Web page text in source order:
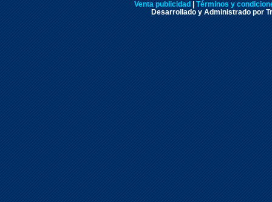
Venta publicidad
Términos y
Desarrollado y Administrado por